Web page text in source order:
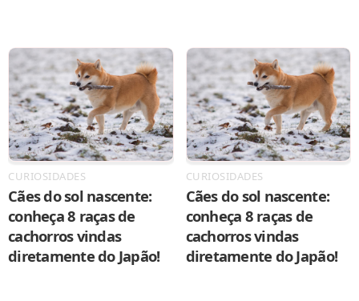
CURIOSIDADES
Cães do sol nascente:
conheça 8 raças de
cachorros vindas
diretamente do Japão!
CURIOSIDADES
Cães do sol nascente:
conheça 8 raças de
cachorros vindas
diretamente do Japão!